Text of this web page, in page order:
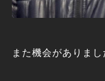
また機会がありま